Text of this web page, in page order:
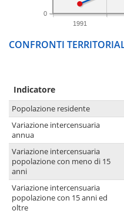
1991
0
CONFRONTI
Indicatore
Popolazione residente
Variazione intercensuaria
annua
Variazione intercensuaria
popolazione con meno di 15
anni
Variazione intercensuaria
popolazione con 15 anni ed
oltre